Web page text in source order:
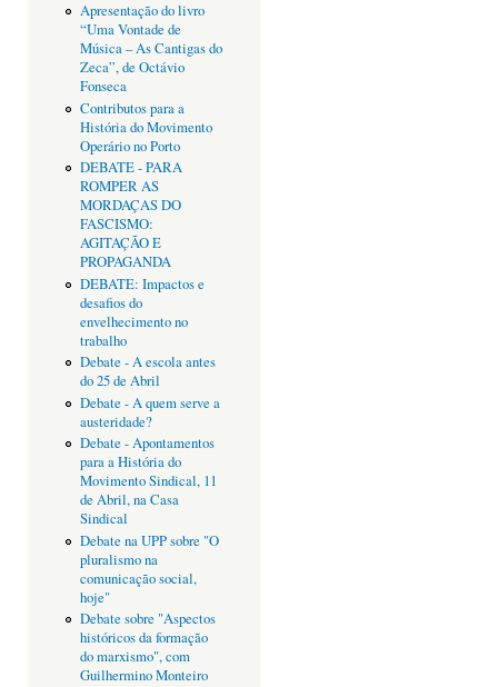
Apresentação do livro
“Uma Vontade de
Música – As Cantigas do
Zeca”, de Octávio
Fonseca
Contributos para a
História do Movimento
Operário no Porto
DEBATE - PARA
ROMPER AS
MORDAÇAS DO
FASCISMO:
AGITAÇÃO E
PROPAGANDA
DEBATE: Impactos e
desafios do
envelhecimento no
trabalho
Debate - A escola antes
do 25 de Abril
Debate - A quem serve a
austeridade?
Debate - Apontamentos
para a História do
Movimento Sindical, 11
de Abril, na Casa
Sindical
Debate na UPP sobre "O
pluralismo na
comunicação social,
hoje"
Debate sobre "Aspectos
históricos da formação
do marxismo", com
Guilhermino Monteiro